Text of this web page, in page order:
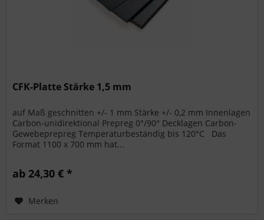
CFK-Platte Stärke 1,5 mm
auf Maß geschnitten +/- 1 mm Stärke +/- 0,2 mm Innenlagen
Carbon-unidirektional Prepreg 0°/90° Decklagen Carbon-
Gewebeprepreg Temperaturbeständig bis 120°C Das
Format 1100 x 700 mm hat...
ab 24,30 € *
Merken